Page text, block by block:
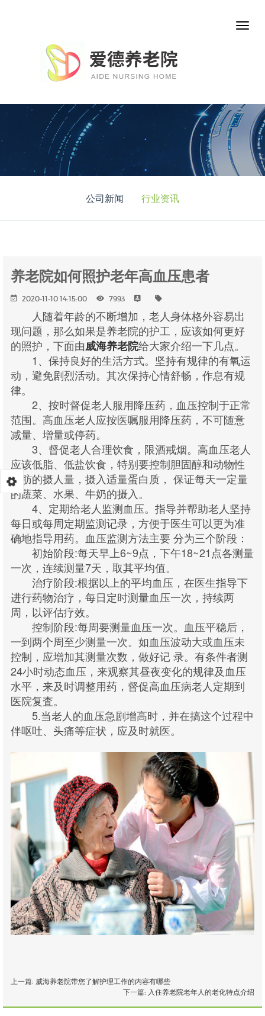
公司新闻 行业资讯
养老院如何照护老年高血压患者
2020-11-10 14:15:00 7993
人随着年龄的不断增加，老人身体格外容易出
现问题，那么如果是养老院的护工，应该如何更好
的照护，下面由威海养老院给大家介绍一下几点。
1、保持良好的生活方式。坚持有规律的有氧运
动，避免剧烈活动。其次保持心情舒畅，作息有规
律。
2、按时督促老人服用降压药，血压控制于正常
范围。高血压老人应按医嘱服用降压药，不可随意
减量、增量或停药。
3、督促老人合理饮食，限酒戒烟。高血压老人
应该低脂、低盐饮食，特别要控制胆固醇和动物性
脂肪的摄人量，摄入适量蛋白质， 保证每天一定量
的蔬菜、水果、牛奶的摄入。
4、定期给老人监测血压。指导并帮助老人坚持
每日或每周定期监测记录，方便于医生可以更为准
确地指导用药。血压监测方法主要 分为三个阶段：
初始阶段:每天早上6~9点，下午18~21点各测量
一次，连续测量7天，取其平均值。
治疗阶段:根据以上的平均血压，在医生指导下
进行药物治疗，每日定时测量血压一次，持续两
周，以评估疗效。
控制阶段:每周要测量血压一次。血压平稳后，
一到两个周至少测量一次。如血压波动大或血压未
控制，应增加其测量次数，做好记 录。有条件者测
24小时动态血压，来观察其昼夜变化的规律及血压
水平，来及时调整用药，督促高血压病老人定期到
医院复査。
5.当老人的血压急剧增高时，并在搞这个过程中
伴呕吐、头痛等症状，应及时就医。
上一篇: 威海养老院带您了解护理工作的内容有哪些
下一篇: 入住养老院老年人的老化特点介绍